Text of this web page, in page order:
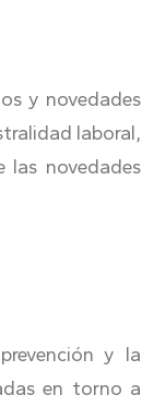
y novedades
laboral,
novedades
y la
en torno a